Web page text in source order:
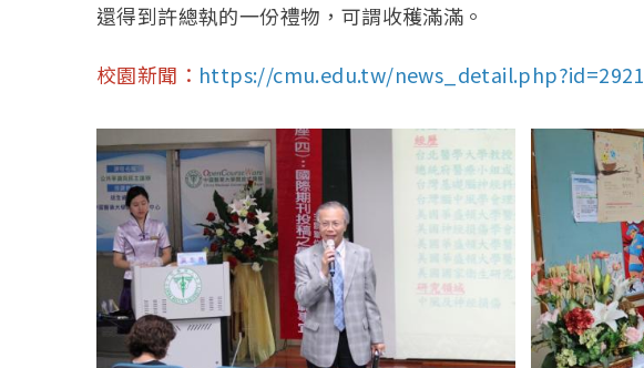
還得到許總執的一份禮物，可謂收穫滿滿。
校園新聞： https://cmu.edu.tw/news_detail.php?id=2921